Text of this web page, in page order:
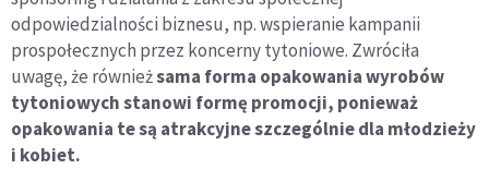
odpowiedzialności biznesu, np. wspieranie kampanii
prospołecznych przez koncerny tytoniowe. Zwróciła
uwagę, że równieżsama forma opakowania wyrobów
tytoniowych stanowi formę promocji, ponieważ
opakowania te są atrakcyjne szczególnie dla młodzieży
i kobiet.